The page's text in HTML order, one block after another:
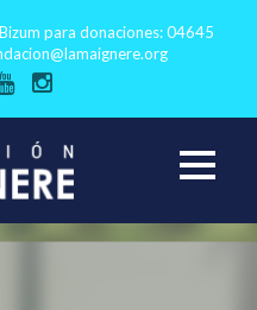
Bizum para donaciones: 04645